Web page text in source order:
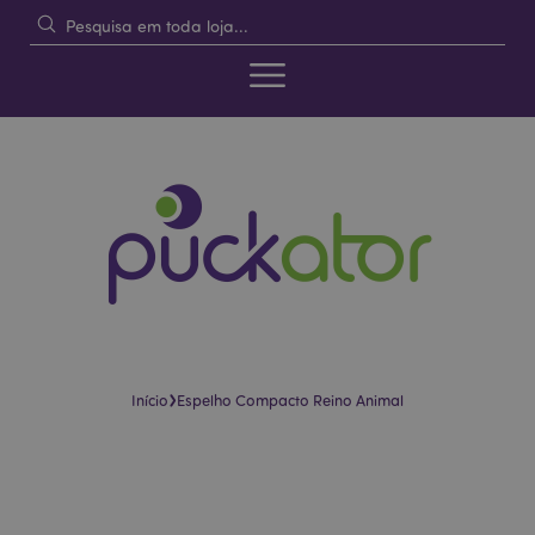
Início›Espelho Compacto Reino Animal